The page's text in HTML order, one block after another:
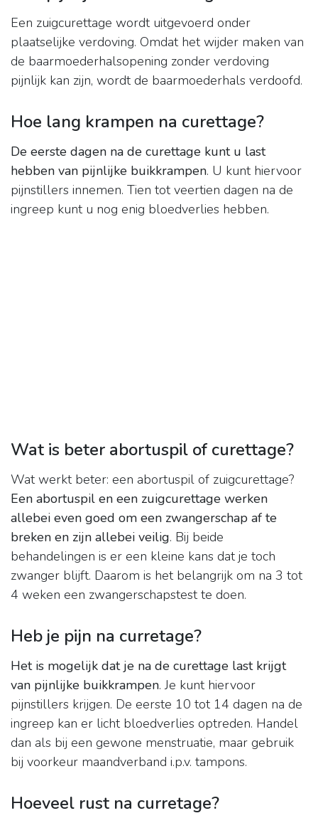
Een zuigcurettage wordt uitgevoerd onder
plaatselijke verdoving. Omdat het wijder maken van
de baarmoederhalsopening zonder verdoving
pijnlijk kan zijn, wordt de baarmoederhals verdoofd.
Hoe lang krampen na curettage?
De eerste dagen na de curettage kunt u last
hebben van pijnlijke buikkrampen. U kunt hiervoor
pijnstillers innemen. Tien tot veertien dagen na de
ingreep kunt u nog enig bloedverlies hebben.
Wat is beter abortuspil of curettage?
Wat werkt beter: een abortuspil of zuigcurettage?
Een abortuspil en een zuigcurettage werken
allebei even goed om een zwangerschap af te
breken en zijn allebei veilig. Bij beide
behandelingen is er een kleine kans dat je toch
zwanger blijft. Daarom is het belangrijk om na 3 tot
4 weken een zwangerschapstest te doen.
Heb je pijn na curretage?
Het is mogelijk dat je na de curettage last krijgt
van pijnlijke buikkrampen. Je kunt hiervoor
pijnstillers krijgen. De eerste 10 tot 14 dagen na de
ingreep kan er licht bloedverlies optreden. Handel
dan als bij een gewone menstruatie, maar gebruik
bij voorkeur maandverband i.p.v. tampons.
Hoeveel rust na curretage?